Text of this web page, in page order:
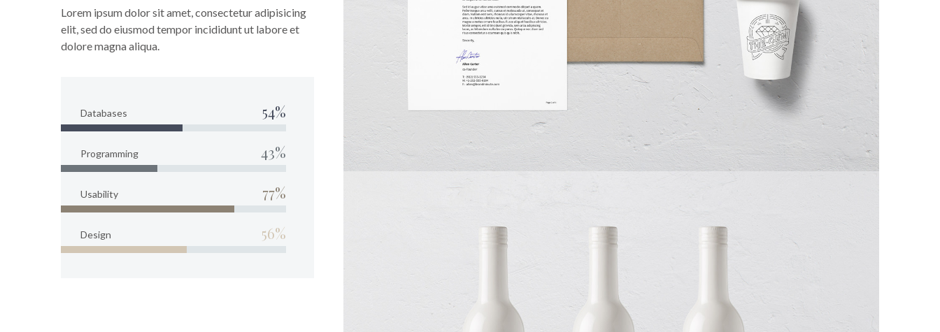
Lorem ipsum dolor sit amet, consectetur adipisicing
elit, sed do eiusmod tempor incididunt ut labore et
dolore magna aliqua.
Databases 54%
Programming 43%
Usability 77%
Design 56%